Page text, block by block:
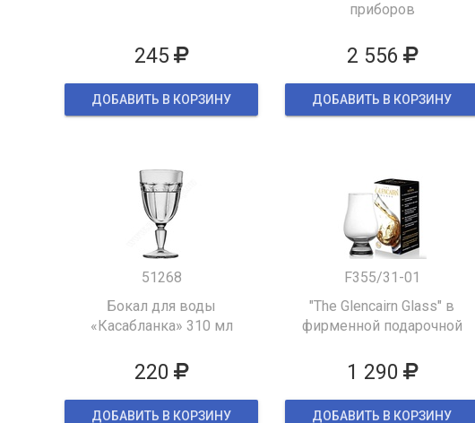
245
ДОБАВИТЬ В КОРЗИНУ
приборов
2 556
ДОБАВИТЬ В КОРЗИНУ
51268
Бокал для воды
«Касабланка» 310 мл
220
ДОБАВИТЬ В КОРЗИНУ
F355/31-01
"The Glencairn Glass" в
фирменной подарочной
1 290
ДОБАВИТЬ В КОРЗИНУ